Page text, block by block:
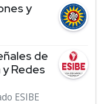
y
de
Redes
ESIBE